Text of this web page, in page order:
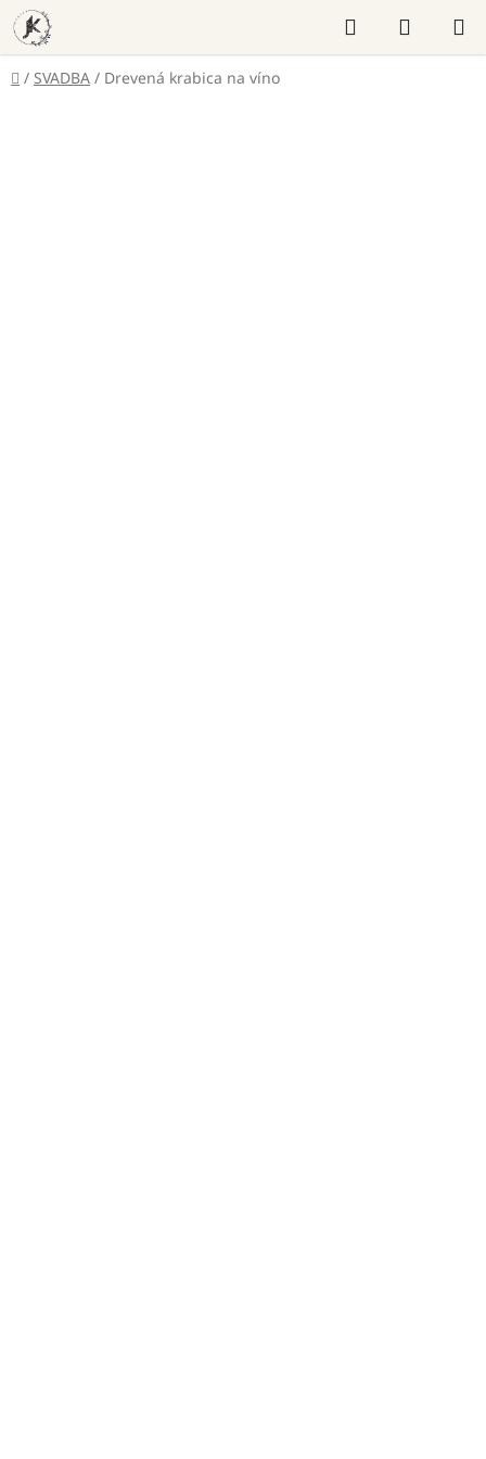
Prejsť
na
obsah
Hľadať
KOŠÍK
Domov
/ SVADBA / Drevená krabica na víno